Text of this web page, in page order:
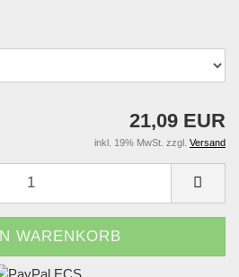
21,09 EUR
inkl. 19% MwSt. zzgl. Versand